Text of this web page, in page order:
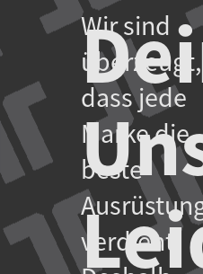
Wir sind
überzeugt,
dass jede
Marke die
beste
verdient.